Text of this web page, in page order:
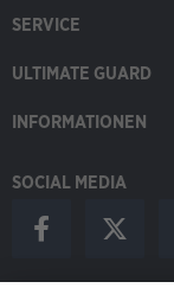
SERVICE
ULTIMATE GUARD
INFORMATIONEN
SOCIAL MEDIA